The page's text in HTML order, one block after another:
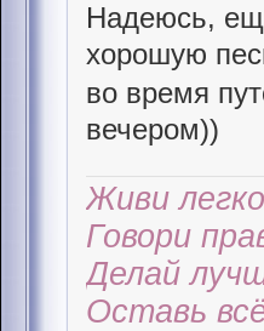
Надеюсь,
хорошую
во время
вечером))
Живи
Говори
Делай
Оставь